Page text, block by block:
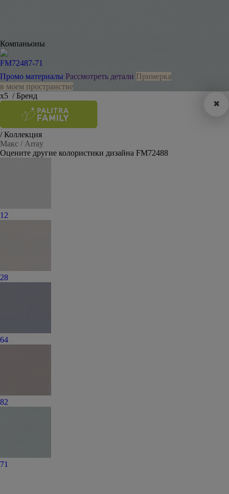
Компаньоны
FM72487-71
Промо материалы Рассмотреть детали Примерка
в моем пространстве
х5
✖
/ Бренд
/ Коллекция
Макс / Array
Оцените другие колористики дизайна FM72488
12
28
64
82
71